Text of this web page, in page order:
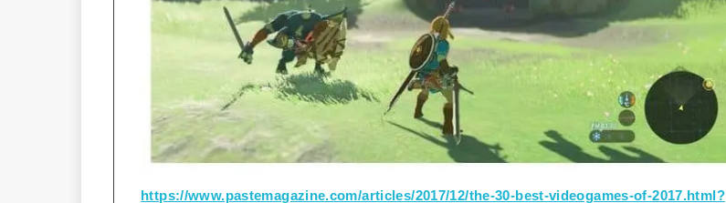
https://www.pastemagazine.com/articles/2017/12/the-30-best-videogames-of-2017.html?